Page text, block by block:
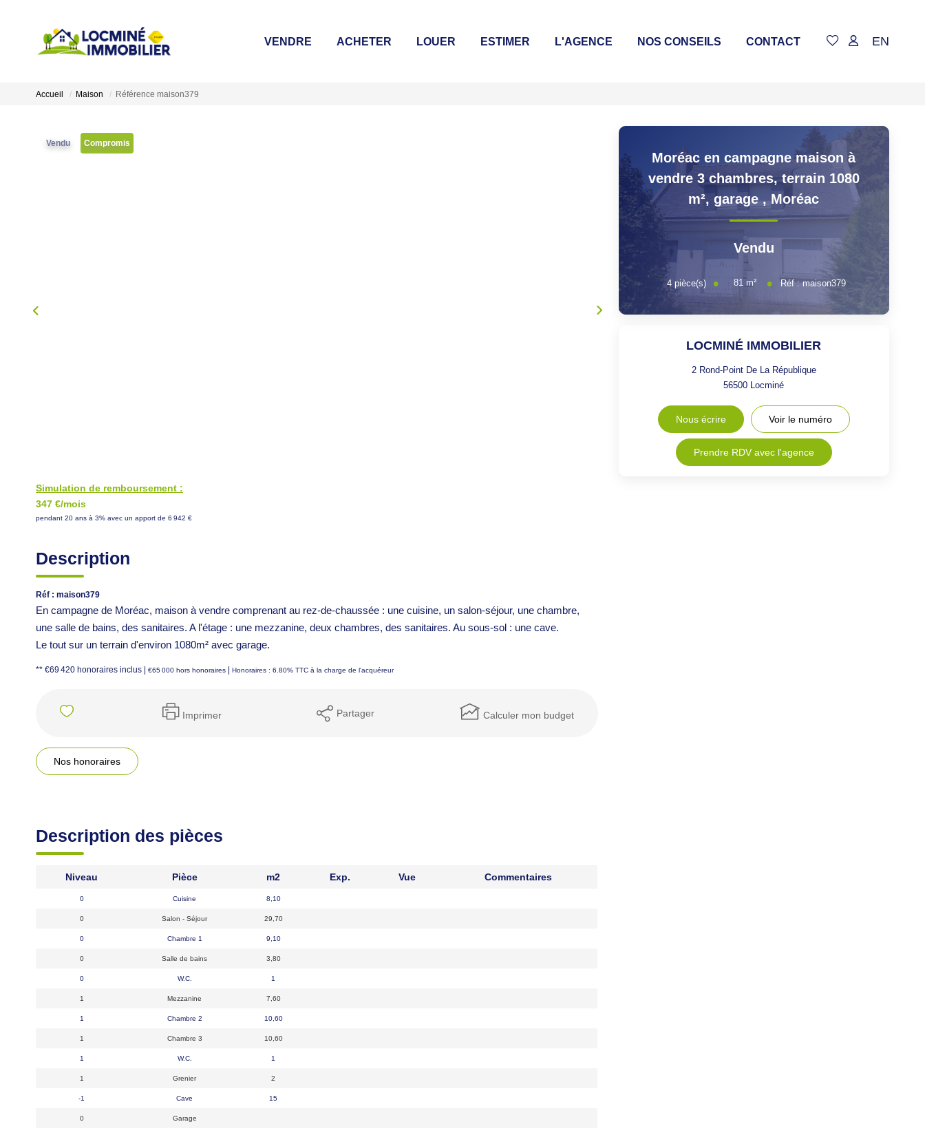
VENDRE ACHETER LOUER ESTIMER L'AGENCE NOS CONSEILS CONTACT EN
Accueil Maison Référence maison379
Vendu Compromis
Simulation de remboursement :
347 €/mois
pendant 20 ans à 3% avec un apport de 6 942 €
Description
Réf : maison379
En campagne de Moréac, maison à vendre comprenant au rez-de-chaussée : une cuisine, un salon-séjour, une chambre,
une salle de bains, des sanitaires. A l'étage : une mezzanine, deux chambres, des sanitaires. Au sous-sol : une cave.
Le tout sur un terrain d'environ 1080m² avec garage.
** €69 420 honoraires inclus €65 000 hors honoraires Honoraires : 6.80% TTC à la charge de l'acquéreur
Imprimer Partager Calculer mon budget
Nos honoraires
Description des pièces
Niveau Pièce m2 Exp. Vue Commentaires
0 Cuisine 8,10
0 Salon - Séjour 29,70
0 Chambre 1 9,10
0 Salle de bains 3,80
0 W.C. 1
1 Mezzanine 7,60
1 Chambre 2 10,60
1 Chambre 3 10,60
1 W.C. 1
1 Grenier 2
-1 Cave 15
0 Garage
Moréac en campagne maison à
vendre 3 chambres, terrain 1080
m², garage,Moréac
Vendu
4pièce(s) 81 m² Réf :maison379
LOCMINÉ IMMOBILIER
2 Rond-Point De La République
56500 Locminé
Nous écrire Voir le numéro
Prendre RDV avec l'agence